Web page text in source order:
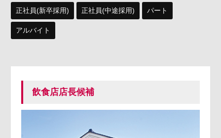
正社員(新卒採用) 正社員(中途採用) パート
アルバイト
飲食店店長候補